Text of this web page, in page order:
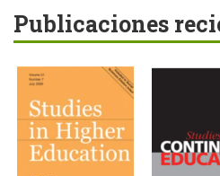
Publicaciones